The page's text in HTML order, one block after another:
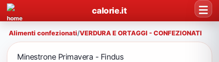
calorie.it
Alimenti confezionati/VERDURA E ORTAGGI - CONFEZIONATI
Minestrone Primavera - Findus